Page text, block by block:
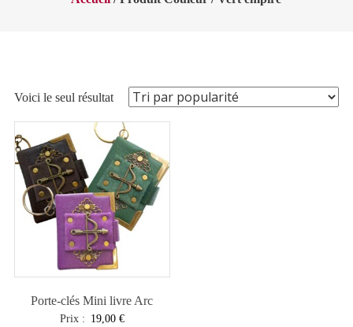
Voici le seul résultat
Porte-clés Mini livre Arc
Prix : 19,00 €